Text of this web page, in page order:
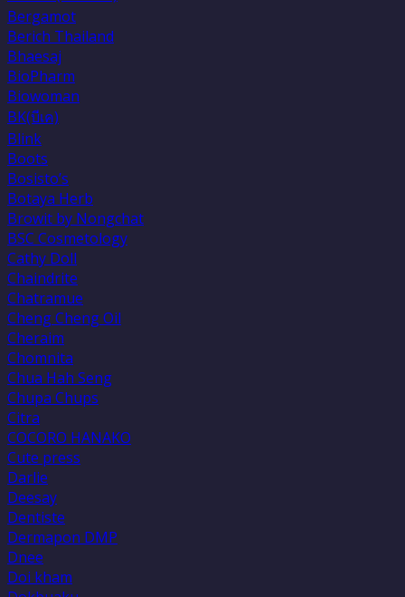
Bergamot
Berich Thailand
Bhaesaj
BioPharm
Biowoman
BK(บีเค)
Blink
Boots
Bosisto’s
Botaya Herb
Browit by Nongchat
BSC Cosmetology
Cathy Doll
Chaindrite
Chatramue
Cheng Cheng Oil
Cheraim
Chomnita
Chua Hah Seng
Chupa Chups
Citra
COCORO HANAKO
Cute press
Darlie
Deesay
Dentiste
Dermapon DMP
Dnee
Doi kham